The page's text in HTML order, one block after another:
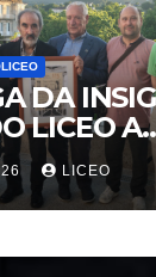
DA
LICEO A
LICEO